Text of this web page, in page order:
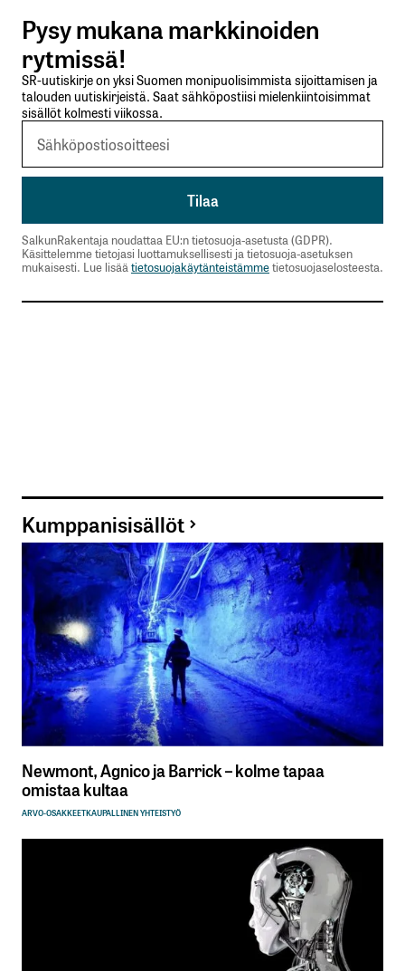
Lähetä kommentti
Pysy mukana markkinoiden
rytmissä!
SR-uutiskirje on yksi Suomen monipuolisimmista sijoittamisen ja
talouden uutiskirjeistä. Saat sähköpostiisi mielenkiintoisimmat
sisällöt kolmesti viikossa.
SalkunRakentaja noudattaa EU:n tietosuoja-asetusta (GDPR).
Käsittelemme tietojasi luottamuksellisesti ja tietosuoja-asetuksen
mukaisesti. Lue lisää tietosuojakäytänteistämmetietosuojaselosteesta.
Kumppanisisällöt
Newmont, Agnico ja Barrick – kolme tapaa
omistaa kultaa
ARVO-OSAKKEETKAUPALLINEN YHTEISTYÖ